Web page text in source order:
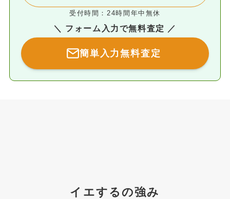
受付時間：24時間年中無休
＼ フォーム入力で無料査定 ／
簡単入力無料査定
イエするの強み